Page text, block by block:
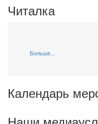
Читалка
Больше...
Календарь